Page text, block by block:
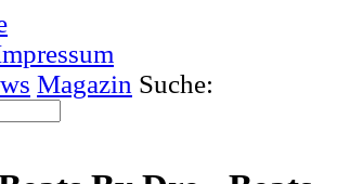
Magazin Suche: